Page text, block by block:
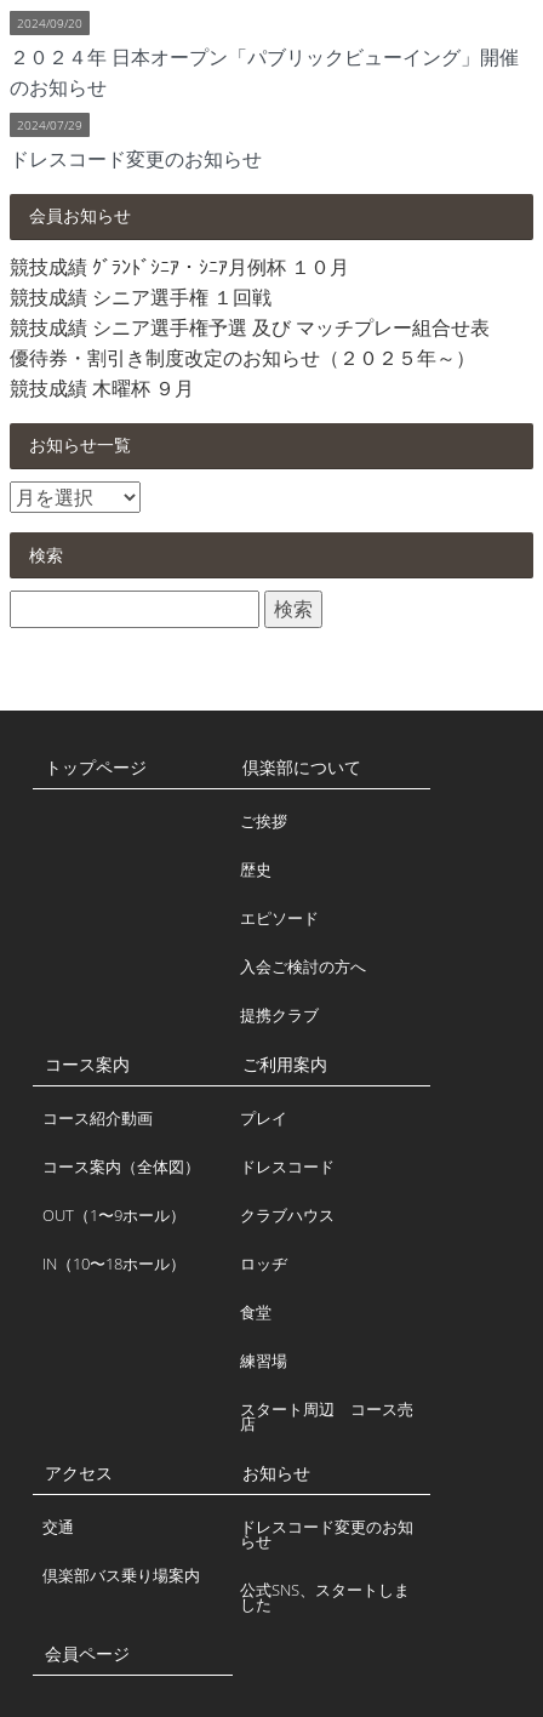
2024/09/20
２０２４年 日本オープン「パブリックビューイング」開催
のお知らせ
2024/07/29
ドレスコード変更のお知らせ
会員お知らせ
競技成績 ｸﾞﾗﾝﾄﾞｼﾆｱ・ｼﾆｱ月例杯 １０月
競技成績 シニア選手権 １回戦
競技成績 シニア選手権予選 及び マッチプレー組合せ表
優待券・割引き制度改定のお知らせ（２０２５年～）
競技成績 木曜杯 ９月
お知らせ一覧
お
せ
検索
索:
トップページ 倶楽部について
ご挨拶
歴史
エピソード
入会ご検討の方へ
提携クラブ
コース案内
コース紹介動画
コース案内（全体図）
OUT（1〜9ホール）
IN（10〜18ホール）
ご利用案内
プレイ
ドレスコード
クラブハウス
ロッヂ
食堂
練習場
スタート周辺 コース売
店
アクセス
交通
倶楽部バス乗り場案内
お知らせ
ドレスコード変更のお知
らせ
公式SNS、スタートしま
した
会員ページ